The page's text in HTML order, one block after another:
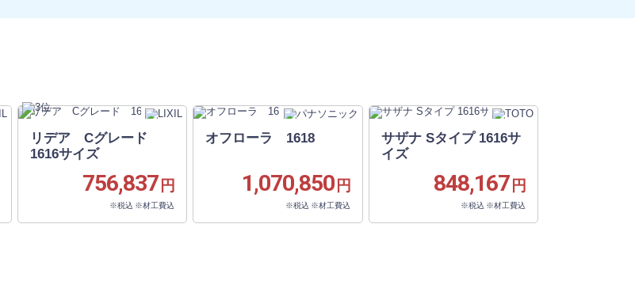
リデア Cグレード
1616サイズ
756,837円
※税込 ※材工費込
オフローラ 1618
1,070,850円
※税込 ※材工費込
サザナ Sタイプ 1616サ
イズ
848,167円
※税込 ※材工費込